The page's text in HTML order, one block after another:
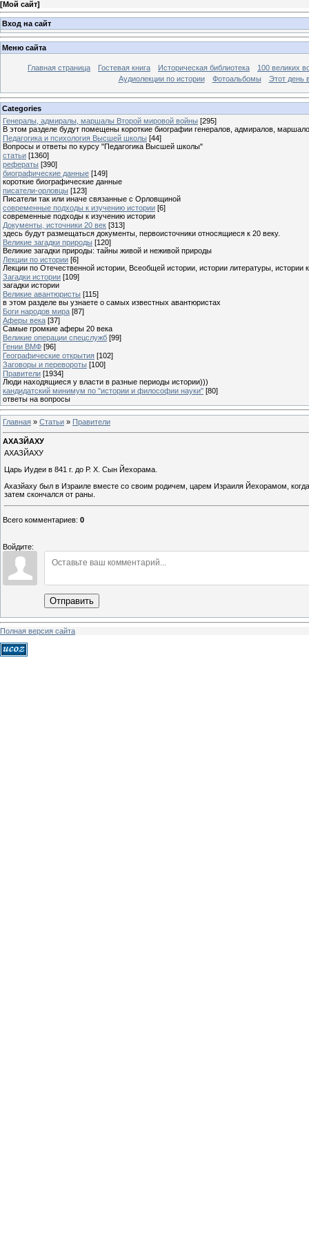
[Мой сайт]
Вход на сайт
Меню сайта
Главная страница Гостевая книга Историческая библиотека
100 великих
Аудиолекции по истории
Фотоальбомы Этот день
Categories
Генералы, адмиралы, маршалы Второй мировой войны [295]
В этом разделе будут помещены короткие биографии генералов, адмиралов,
Педагогика и психология Высшей школы [44]
Вопросы и ответы по курсу "Педагогика Высшей школы"
статьи [1360]
рефераты [390]
биографические данные [149]
короткие биографические данные
писатели-орловцы [123]
Писатели так или иначе связанные с Орловщиной
современные подходы к изучению истории [6]
современные подходы к изучению истории
Документы, источники 20 век [313]
здесь будут размещаться документы, первоисточники относящиеся к 20 веку.
Великие загадки природы [120]
Великие загадки природы: тайны живой и неживой природы
Лекции по истории [6]
Лекции по Отечественной истории, Всеобщей истории, истории литературы, истории
Загадки истории [109]
загадки истории
Великие авантюристы [115]
в этом разделе вы узнаете о самых известных авантюристах
Боги народов мира [87]
Аферы века [37]
Самые громкие аферы 20 века
Великие операции спецслужб [99]
Гении ВМФ [96]
Географические открытия [102]
Заговоры и перевороты [100]
Правители [1934]
Люди находящиеся у власти в разные периоды истории)))
кандидатский минимум по "истории и философии науки" [80]
ответы на вопросы
Главная » Статьи » Правители
АХАЗЙАХУ
АХАЗЙАХУ
Царь Иудеи в 841 г. до Р. Х. Сын Йехорама.
Ахазйаху был в Израиле вместе со своим родичем, царем Израиля Йехорамом,
затем скончался от раны.
Всего комментариев: 0
Войдите:
Отправить
Полная версия сайта